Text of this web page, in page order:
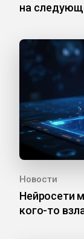
на
Новости
Нейросети
кого-то